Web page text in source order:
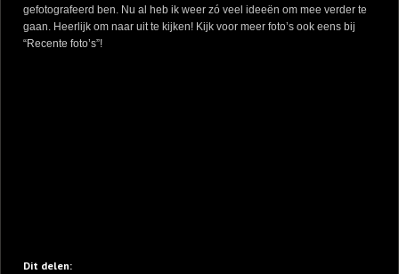
gefotografeerd ben. Nu al heb ik weer zó veel ideeën om mee verder te
gaan. Heerlijk om naar uit te kijken! Kijk voor meer foto’s ook eens bij
“Recente foto’s”!
Dit delen: